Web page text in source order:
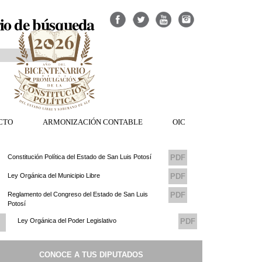
de búsqueda
ARMONIZACIÓN CONTABLE OIC
Constitución Política del Estado de San Luis Potosí PDF
Ley Orgánica del Municipio Libre PDF
Reglamento del Congreso del Estado de San Luis
Potosí
PDF
Ley Orgánica del Poder Legislativo PDF
Congreso del Estado de San Luis Potosi
CONOCE A TUS DIPUTADOS